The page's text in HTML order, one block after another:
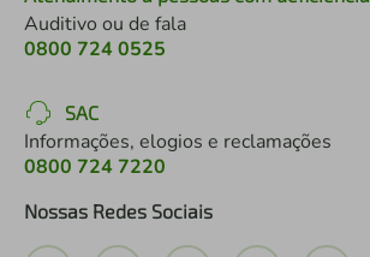
Auditivo ou de fala
0800 724 0525
SAC
Informações, elogios e reclamações
0800 724 7220
Nossas Redes Sociais